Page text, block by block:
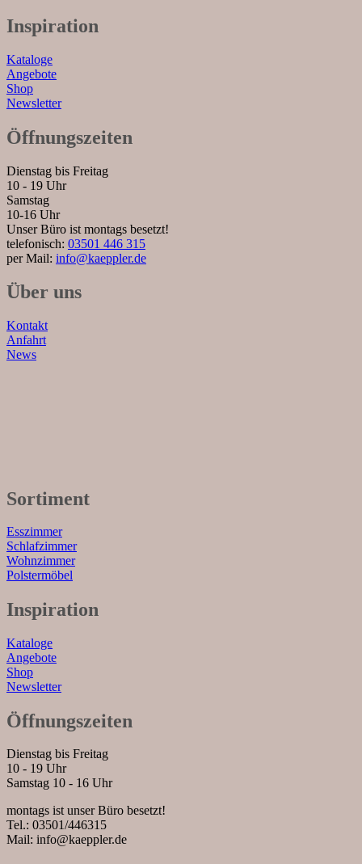
Inspiration
Kataloge
Angebote
Shop
Newsletter
Öffnungszeiten
Dienstag bis Freitag
10 - 19 Uhr
Samstag
10-16 Uhr
Unser Büro ist montags besetzt!
telefonisch: 03501 446 315
per Mail: info@kaeppler.de
Über uns
Kontakt
Anfahrt
News
Sortiment
Esszimmer
Schlafzimmer
Wohnzimmer
Polstermöbel
Inspiration
Kataloge
Angebote
Shop
Newsletter
Öffnungszeiten
Dienstag bis Freitag
10 - 19 Uhr
Samstag 10 - 16 Uhr
montags ist unser Büro besetzt!
Tel.: 03501/446315
Mail: info@kaeppler.de